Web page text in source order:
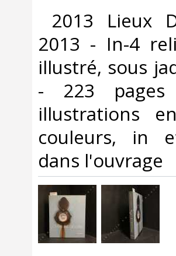
2013 Lieux
2013 - In-4
illustré, sous
- 223
illustrations
couleurs, in
dans l'ouvrage ‎